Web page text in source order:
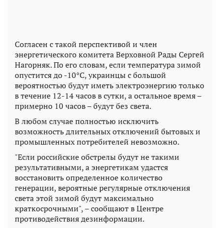
Согласен с такой перспективой и член
энергетического комитета Верховной Рады Сергей
Нагорняк. По его словам, если температура зимой
опустится до -10°C, украинцы с большой
вероятностью будут иметь электроэнергию только
в течение 12-14 часов в сутки, а остальное время –
примерно 10 часов – будут без света.
В любом случае полностью исключить
возможность длительных отключений бытовых и
промышленных потребителей невозможно.
"Если российские обстрелы будут не такими
результативными, а энергетикам удастся
восстановить определенное количество
генерации, вероятные регулярные отключения
света этой зимой будут максимально
краткосрочными", – сообщают в Центре
противодействия дезинформации.